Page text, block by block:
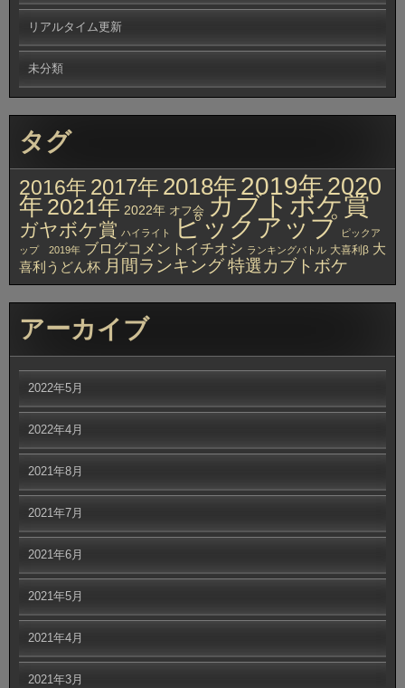
リアルタイム更新
未分類
タグ
2016年 2017年 2018年 2019年2020
年 2021年 2022年 オフ会 カブトボケ賞
ガヤボケ賞 ハイライト ピックアップ ピックア
ップ 2019年 ブログコメントイチオシ ランキングバトル 大喜利β 大
喜利うどん杯 月間ランキング特選カブトボケ
アーカイブ
2022年5月
2022年4月
2021年8月
2021年7月
2021年6月
2021年5月
2021年4月
2021年3月